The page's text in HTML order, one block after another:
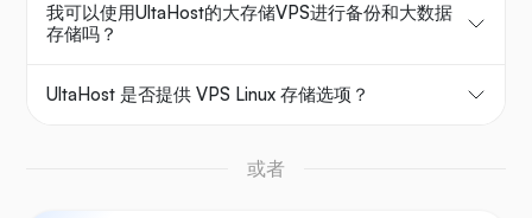
我可以使用UltaHost的大存储VPS进行备份和大数据
存储吗？
UltaHost 是否提供 VPS Linux 存储选项？
或者